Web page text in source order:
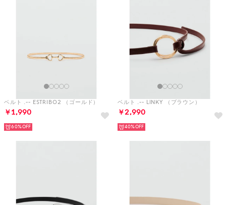
ベルト .-- ESTRIBO2 （ゴールド）
￥1,990
60%
ベルト .-- LINKY （ブラウン）
￥2,990
40%